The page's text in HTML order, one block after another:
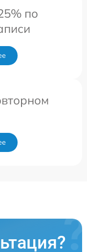
по